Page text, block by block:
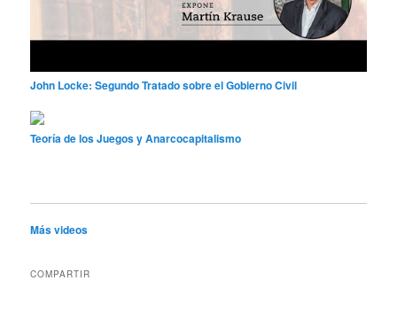
John Locke: Segundo Tratado sobre el Gobierno Civil
Teoría de los Juegos y Anarcocapitalismo
Más videos
COMPARTIR